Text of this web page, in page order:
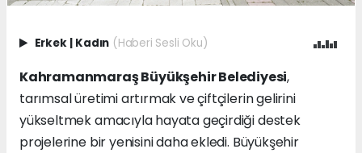
Erkek | Kadın (Haberi Sesli Oku)
Kahramanmaraş Büyükşehir Belediyesi,
tarımsal üretimi artırmak ve çiftçilerin gelirini
yükseltmek amacıyla hayata geçirdiği destek
projelerine bir yenisini daha ekledi. Büyükşehir